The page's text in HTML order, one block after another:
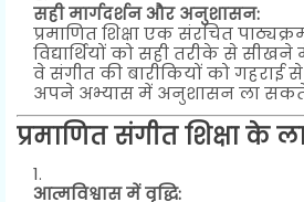
सही मार्गदर्शन और अनुशासन:
प्रमाणित शिक्षा एक संरचित
विद्यार्थियों को सही तरीके से
वे संगीत की बारीकियों को
अपने अभ्यास में अनुशासन ला सकते
प्रमाणित संगीत शिक्षा के
आत्मविश्वास में वृद्धि: